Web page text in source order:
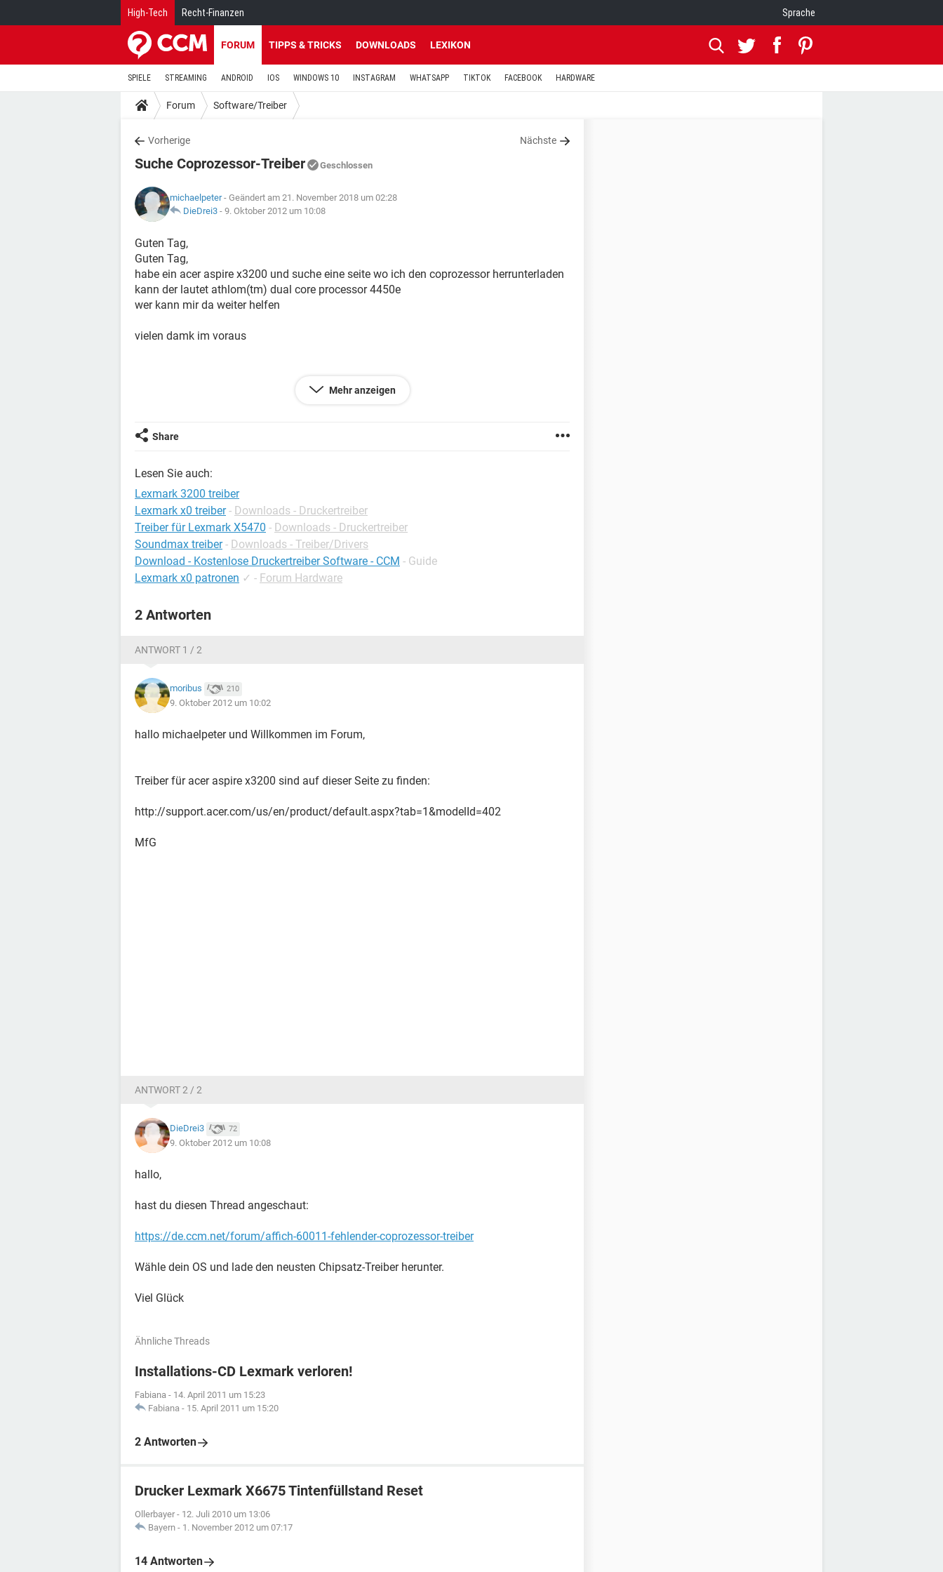
High-Tech Recht-Finanzen Sprache
FORUM TIPPS & TRICKS DOWNLOADS LEXIKON
SPIELE STREAMING ANDROID IOS WINDOWS 10 INSTAGRAM WHATSAPP TIKTOK FACEBOOK HARDWARE
Forum Software/Treiber
Vorherige Nächste
Suche Coprozessor-Treiber Geschlossen
michaelpeter- Geändert am 21. November 2018 um 02:28
DieDrei3 - 9. Oktober 2012 um 10:08
Guten Tag,
Guten Tag,
habe ein acer aspire x3200 und suche eine seite wo ich den coprozessor herrunterladen
kann der lautet athlom(tm) dual core processor 4450e
wer kann mir da weiter helfen
vielen damk im voraus
Mehr anzeigen
Share
Lesen Sie auch:
Lexmark 3200 treiber
Lexmark x0 treiber - Downloads - Druckertreiber
Treiber für Lexmark X5470 - Downloads - Druckertreiber
Soundmax treiber - Downloads - Treiber/Drivers
Download - Kostenlose Druckertreiber Software - CCM - Guide
Lexmark x0 patronen ✓ - Forum Hardware
2 Antworten
ANTWORT 1 / 2
moribus 210
9. Oktober 2012 um 10:02
hallo michaelpeter und Willkommen im Forum,
Treiber für acer aspire x3200 sind auf dieser Seite zu finden:
http://support.acer.com/us/en/product/default.aspx?tab=1&modelId=402
MfG
ANTWORT 2 / 2
DieDrei3 72
9. Oktober 2012 um 10:08
hallo,
hast du diesen Thread angeschaut:
https://de.ccm.net/forum/affich-60011-fehlender-coprozessor-treiber
Wähle dein OS und lade den neusten Chipsatz-Treiber herunter.
Viel Glück
Ähnliche Threads
Installations-CD Lexmark verloren!
Fabiana - 14. April 2011 um 15:23
Fabiana - 15. April 2011 um 15:20
2 Antworten
Drucker Lexmark X6675 Tintenfüllstand Reset
Ollerbayer - 12. Juli 2010 um 13:06
Bayern - 1. November 2012 um 07:17
14 Antworten